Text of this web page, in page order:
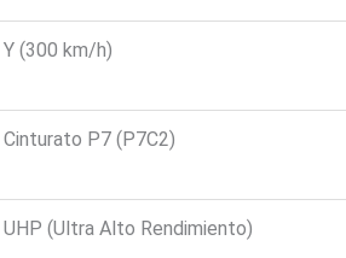
Y (300 km/h)
Cinturato P7 (P7C2)
UHP (Ultra Alto Rendimiento)